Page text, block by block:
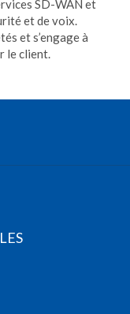
SD-WAN et
et de voix.
et s’engage à
le client.